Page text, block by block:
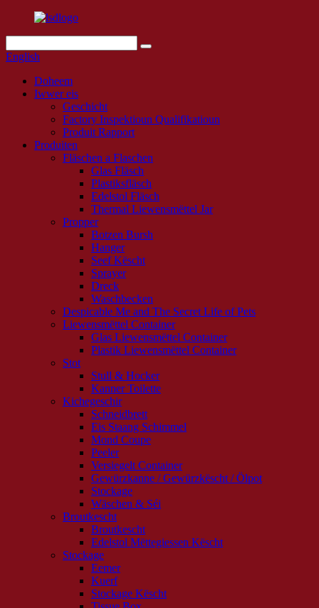
English
Doheem
Iwwer eis
Geschicht
Factory Inspektioun Qualifikatioun
Produit Rapport
Produiten
Fläschen a Flaschen
Glas Fläsch
Plastiksfläsch
Edelstol Fläsch
Thermal Liewensmëttel Jar
Propper
Botzen Bursh
Hanger
Seef Këscht
Sprayer
Dreck
Waschbecken
Despicable Me and The Secret Life of Pets
Liewensmëttel Container
Glas Liewensmëttel Container
Plastik Liewensmëttel Container
Stot
Stull & Hocker
Kanner Toilette
Kichegeschir
Schneidbrett
Eis Staang Schimmel
Mond Coupe
Peeler
Versiegelt Container
Gewürzkanne / Gewürzkëscht / Ölpot
Stockage
Wäschen & Séi
Broutkescht
Broutkescht
Edelstol Mëttegiessen Këscht
Stockage
Eemer
Kuerf
Stockage Këscht